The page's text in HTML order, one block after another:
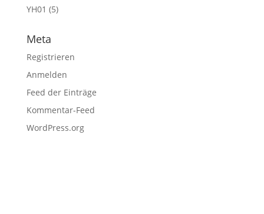
YH01 (5)
Meta
Registrieren
Anmelden
Feed der Einträge
Kommentar-Feed
WordPress.org